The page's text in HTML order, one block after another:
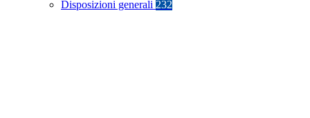
Disposizioni generali 232